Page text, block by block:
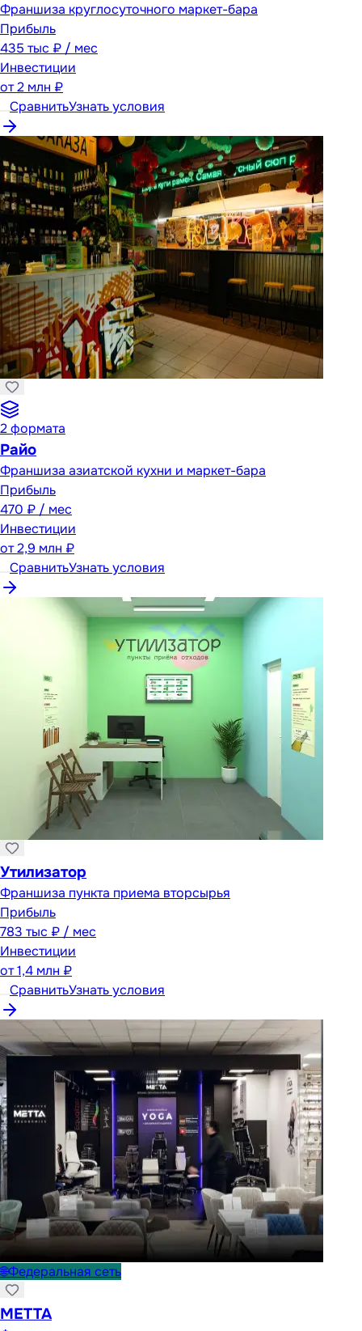
Франшиза круглосуточного маркет-бара
Прибыль
435 тыс ₽ / мес
Инвестиции
от2 млн ₽
СравнитьУзнать условия
2формата
Райо
Франшиза азиатской кухни и маркет-бара
Прибыль
470 ₽ / мес
Инвестиции
от2,9 млн ₽
СравнитьУзнать условия
Утилизатор
Франшиза пункта приема вторсырья
Прибыль
783 тыс ₽ / мес
Инвестиции
от1,4 млн ₽
СравнитьУзнать условия
🌐Федеральная сеть
METTA